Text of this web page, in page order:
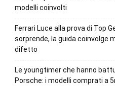
modelli coinvolti
Ferrari Luce alla prova di Top
sorprende, la guida coinvolge
difetto
Le youngtimer che hanno
Porsche: i modelli comprati a